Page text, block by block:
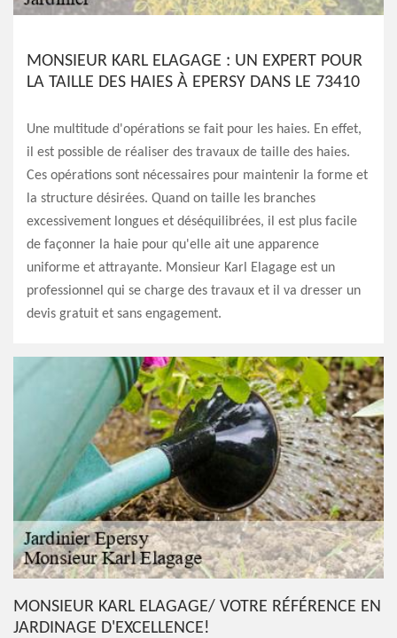
MONSIEUR KARL ELAGAGE : UN EXPERT POUR
LA TAILLE DES HAIES À EPERSY DANS LE 73410
Une multitude d'opérations se fait pour les haies. En effet,
il est possible de réaliser des travaux de taille des haies.
Ces opérations sont nécessaires pour maintenir la forme et
la structure désirées. Quand on taille les branches
excessivement longues et déséquilibrées, il est plus facile
de façonner la haie pour qu'elle ait une apparence
uniforme et attrayante. Monsieur Karl Elagage est un
professionnel qui se charge des travaux et il va dresser un
devis gratuit et sans engagement.
MONSIEUR KARL ELAGAGE/ VOTRE RÉFÉRENCE EN
JARDINAGE D'EXCELLENCE!